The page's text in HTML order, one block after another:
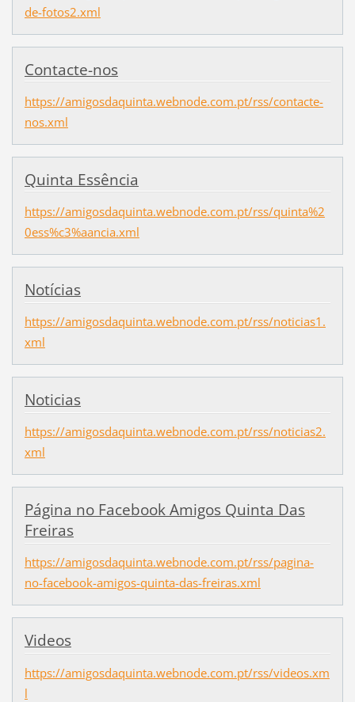
de-fotos2.xml
Contacte-nos
https://amigosdaquinta.webnode.com.pt/rss/contacte-
nos.xml
Quinta Essência
https://amigosdaquinta.webnode.com.pt/rss/quinta%2
0ess%c3%aancia.xml
Notícias
https://amigosdaquinta.webnode.com.pt/rss/noticias1.
xml
Noticias
https://amigosdaquinta.webnode.com.pt/rss/noticias2.
xml
Página no Facebook Amigos Quinta Das
Freiras
https://amigosdaquinta.webnode.com.pt/rss/pagina-
no-facebook-amigos-quinta-das-freiras.xml
Videos
https://amigosdaquinta.webnode.com.pt/rss/videos.xm
l